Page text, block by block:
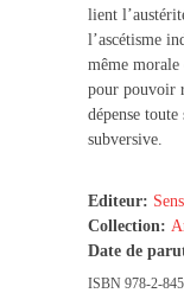
lient
l’ascétisme
même morale
pour pouvoir
dépense toute
subversive.
Editeur:
Collection:
Date de
ISBN 978-2-